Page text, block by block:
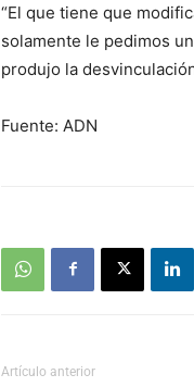
“El que tiene que
solamente le pedimos
produjo la
Fuente: ADN
Artículo anterior